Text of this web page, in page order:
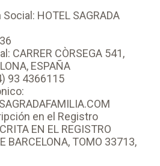
HOTEL SAGRADA
CARRER CÒRSEGA 541,
ESPAÑA
93 4366115
en el Registro
EN EL REGISTRO
BARCELONA, TOMO 33713,